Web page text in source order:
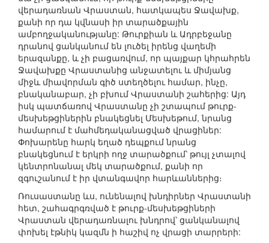
վերադառնան Վրաստան, հատկապես Ջավախք,
քանի որ դա կվնասի իր տարածքային
ամբողջականությանը: Թուրքիան և Ադրբեջանը
դրանով ցանկանում են լուծել իրենց վաղեմի
երազանքը, և չի բացառվում, որ պայքար կհրահրեն
Ջավախքը Վրաստանից անջատելու և միմյանց
միջև միավորման գիծ ստեղծելու համար, ինչը,
բնականաբար, չի բխում Վրաստանի շահերից: Այդ
իսկ պատճառով Վրաստանը չի շտապում թուրք-
մեսխեթցիներին բնակեցնել Մեսխեթում, նրանց
համարում է մահմեդականացված վրացիներ:
Փոխարենը հարկ եղած դեպքում նրանց
բնակեցնում է երկրի ողջ տարածքում՝ թույլ չտալով
կենտրոնանալ մեկ տարածքում, քանի որ
զգուշանում է իր վտանգավոր հարևաններից։
Ռուսաստանը ևս, ունենալով խնդիրներ Վրաստանի
հետ, շահագրգռված է թուրք-մեսխեթցիների
Վրաստան վերադառնալու խնդրով՝ ցանկանալով
փոխել էթնիկ կազմն ի հաշիվ ոչ վրացի տարրերի: